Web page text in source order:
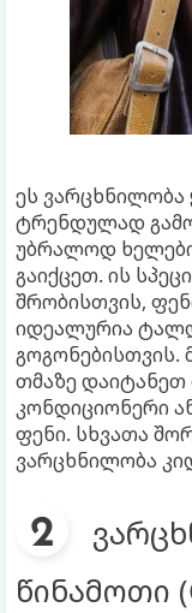
ეს
ტრენდულად
უბრალოდ
გაიქცეთ. ის
შრობისთვის,
იდეალურია
გოგონებისთვის.
თმაზე დაიტანეთ
კონდიციონერი
ფენი. სხვათა
ვარცხნილობა
წინამოთი